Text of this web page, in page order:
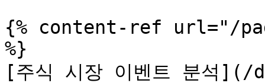
{% content-ref url="/
%}
[주식 시장 이벤트 분석